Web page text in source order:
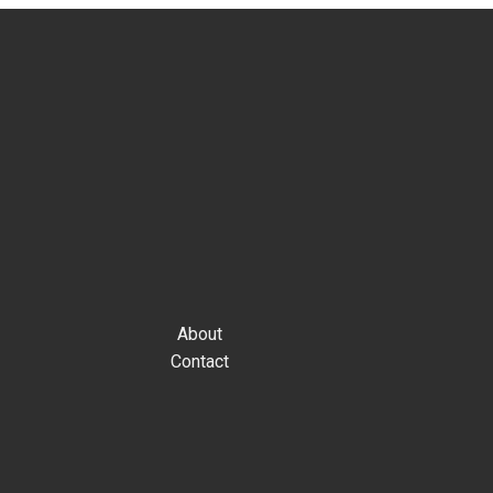
About
Contact